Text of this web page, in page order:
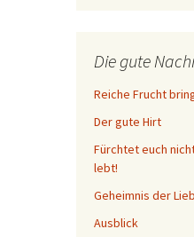
Die gute
Reiche Frucht
Der gute Hirt
Fürchtet euch
lebt!
Geheimnis der
Ausblick